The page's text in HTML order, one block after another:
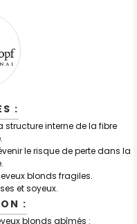
:
structure interne de la fibre
.
le risque de perte dans la
blonds fragiles.
et soyeux.
:
blonds abîmés :